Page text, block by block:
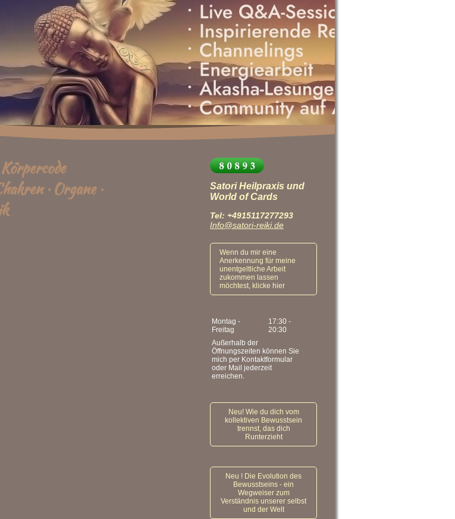
· Organe ·
Satori Heilpraxis und
World of Cards
Tel: +4915117277293
Info@satori-reiki.de
Wenn du mir eine
Anerkennung für meine
unentgeltliche Arbeit
zukommen lassen
möchtest, klicke hier
Montag -
Freitag
17:30 -
20:30
Außerhalb der
Öffnungszeiten können Sie
mich per Kontaktformular
oder Mail jederzeit
erreichen.
Neu! Wie du dich vom
kollektiven Bewusstsein
trennst, das dich
Runterzieht
Neu ! Die Evolution des
Bewusstseins - ein
Wegweiser zum
Verständnis unserer selbst
und der Welt